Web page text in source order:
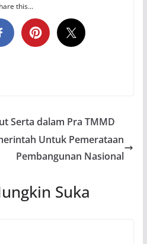
this...
Serta dalam Pra TMMD
Untuk Pemerataan
Pembangunan Nasional
Suka